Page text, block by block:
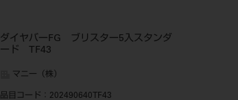
ダイヤバーFG ブリスター5入スタンダ
ード TF43
マニー（株）
品目コード ：202490640TF43